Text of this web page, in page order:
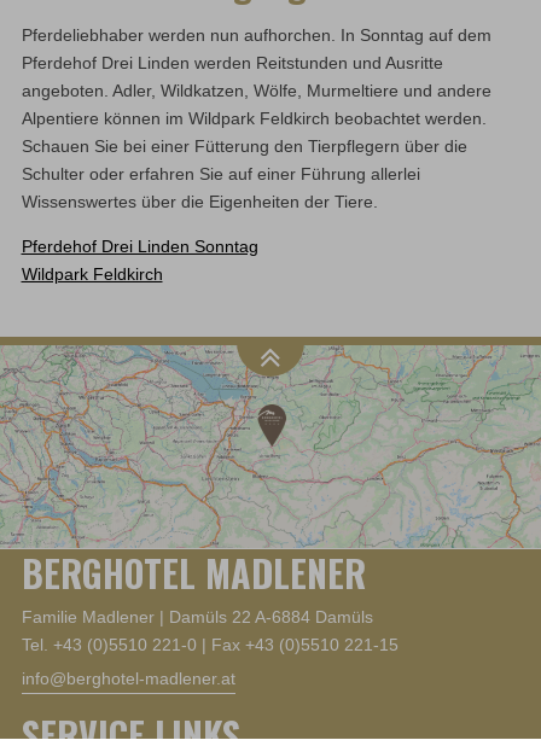
Pferdeliebhaber werden nun aufhorchen. In Sonntag auf dem
Pferdehof Drei Linden werden Reitstunden und Ausritte
angeboten. Adler, Wildkatzen, Wölfe, Murmeltiere und andere
Alpentiere können im Wildpark Feldkirch beobachtet werden.
Schauen Sie bei einer Fütterung den Tierpflegern über die
Schulter oder erfahren Sie auf einer Führung allerlei
Wissenswertes über die Eigenheiten der Tiere.
Pferdehof Drei Linden Sonntag
Wildpark Feldkirch
BERGHOTEL MADLENER
Familie Madlener | Damüls 22 A-6884 Damüls
Tel. +43 (0)5510 221-0 | Fax +43 (0)5510 221-15
info@berghotel-madlener.at
SERVICE LINKS